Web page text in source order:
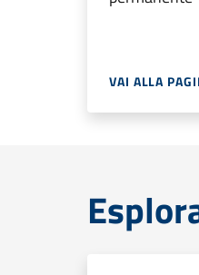
VAI ALLA